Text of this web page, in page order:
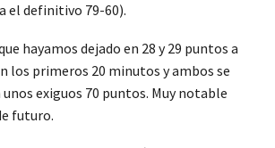
el definitivo 79-60).
hayamos dejado en 28 y 29 puntos a
los primeros 20 minutos y ambos se
unos exiguos 70 puntos. Muy notable
futuro.